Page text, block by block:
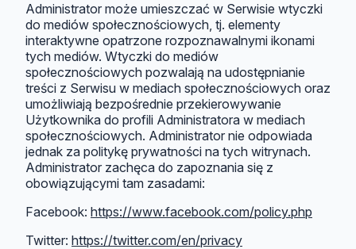
Administrator może umieszczać w Serwisie wtyczki
do mediów społecznościowych, tj. elementy
interaktywne opatrzone rozpoznawalnymi ikonami
tych mediów. Wtyczki do mediów
społecznościowych pozwalają na udostępnianie
treści z Serwisu w mediach społecznościowych oraz
umożliwiają bezpośrednie przekierowywanie
Użytkownika do profili Administratora w mediach
społecznościowych. Administrator nie odpowiada
jednak za politykę prywatności na tych witrynach.
Administrator zachęca do zapoznania się z
obowiązującymi tam zasadami:
Facebook: https://www.facebook.com/policy.php
Twitter: https://twitter.com/en/privacy